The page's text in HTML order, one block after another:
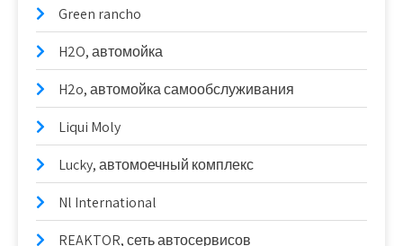
Green rancho
H2O, автомойка
H2o, автомойка самообслуживания
Liqui Moly
Lucky, автомоечный комплекс
Nl International
REAKTOR, сеть автосервисов